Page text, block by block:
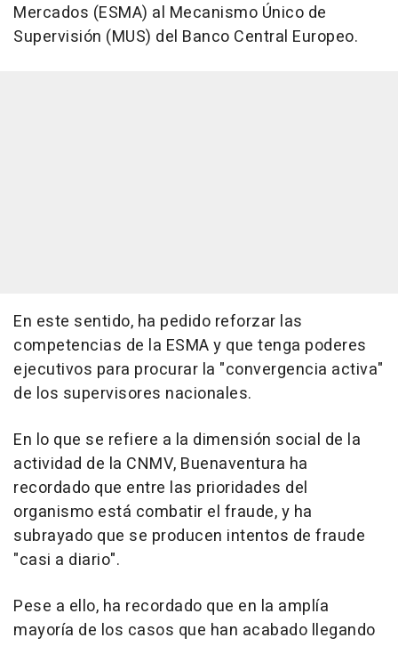
Mercados (ESMA) al Mecanismo Único de
Supervisión (MUS) del Banco Central Europeo.
En este sentido, ha pedido reforzar las
competencias de la ESMA y que tenga poderes
ejecutivos para procurar la "convergencia activa"
de los supervisores nacionales.
En lo que se refiere a la dimensión social de la
actividad de la CNMV, Buenaventura ha
recordado que entre las prioridades del
organismo está combatir el fraude, y ha
subrayado que se producen intentos de fraude
"casi a diario".
Pese a ello, ha recordado que en la amplía
mayoría de los casos que han acabado llegando